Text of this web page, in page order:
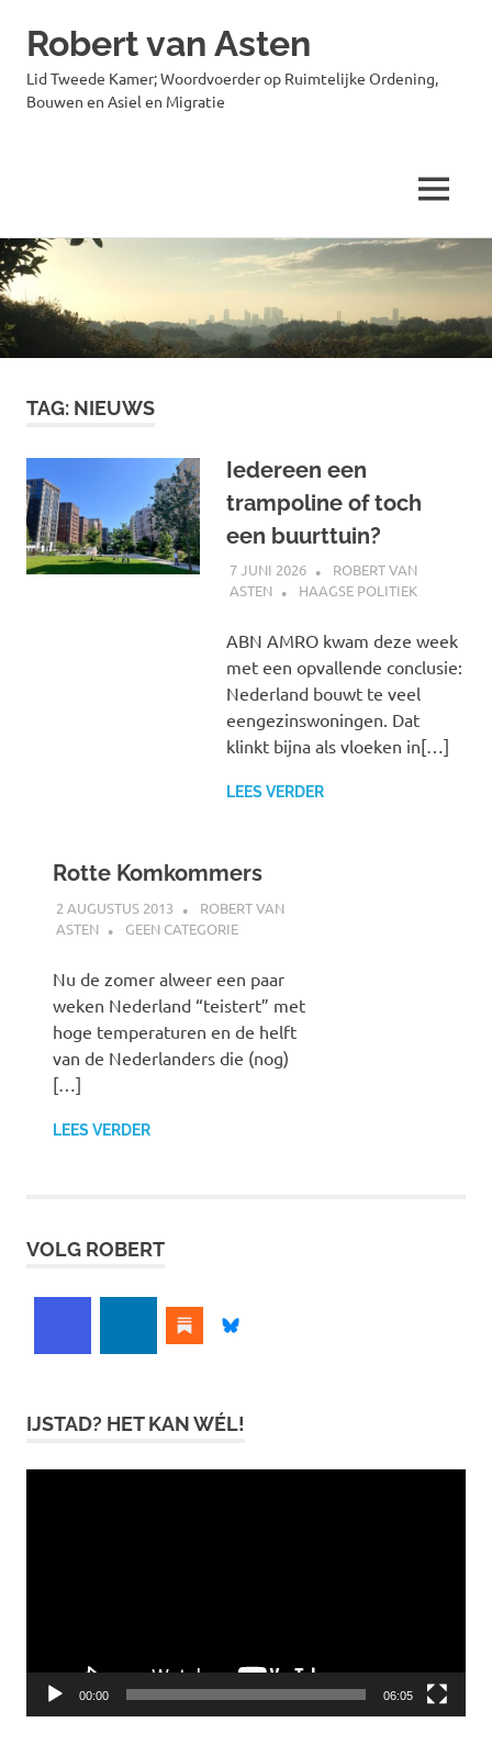
Ga
naar
de
inhoud
Robert van Asten
Lid Tweede Kamer; Woordvoerder op Ruimtelijke Ordening,
Bouwen en Asiel en Migratie
MENU
TAG: NIEUWS
Iedereen een
trampoline of toch
een buurttuin?
7 JUNI 2026
ROBERT VAN
ASTEN
HAAGSE POLITIEK
ABN AMRO kwam deze week
met een opvallende conclusie:
Nederland bouwt te veel
eengezinswoningen. Dat
klinkt bijna als vloeken in[…]
LEES VERDER
Rotte Komkommers
2 AUGUSTUS 2013
ROBERT VAN
ASTEN
GEEN CATEGORIE
Nu de zomer alweer een paar
weken Nederland “teistert” met
hoge temperaturen en de helft
van de Nederlanders die (nog)
[…]
LEES VERDER
VOLG ROBERT
IJSTAD? HET KAN WÉL!
00:00 06:05